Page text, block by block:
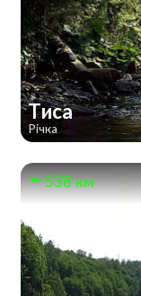
Тиса
Річка
538 км